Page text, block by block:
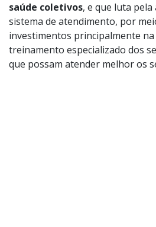
saúde coletivos, e que luta
sistema de atendimento, por
investimentos principalmente
treinamento especializado dos
que possam atender melhor os